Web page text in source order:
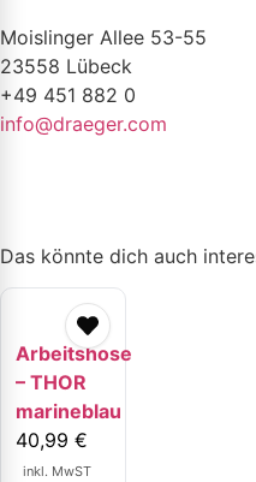
Moislinger Allee 53-55
23558 Lübeck
+49 451 882 0
info@draeger.com
Das könnte dich auch
Arbeitshose
– THOR
marineblau
40,99 €
inkl. MwST